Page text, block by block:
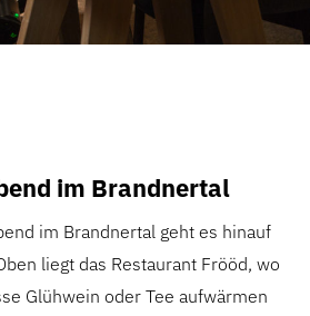
im Brandnertal
im Brandnertal geht es hinauf
liegt das Restaurant Frööd, wo
Glühwein oder Tee aufwärmen